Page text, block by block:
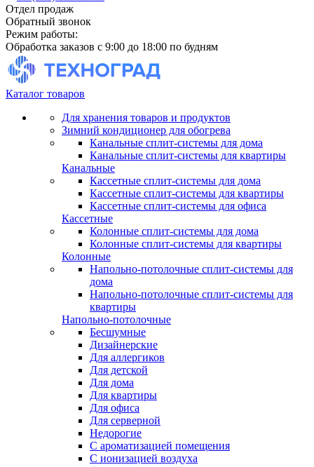
Отдел продаж
Обратный звонок
Режим работы:
Обработка заказов с 9:00 до 18:00 по будням
Каталог товаров
Для хранения товаров и продуктов
Зимний кондиционер для обогрева
Канальные сплит-системы для дома
Канальные сплит-системы для квартиры
Канальные
Кассетные сплит-системы для дома
Кассетные сплит-системы для квартиры
Кассетные сплит-системы для офиса
Кассетные
Колонные сплит-системы для дома
Колонные сплит-системы для квартиры
Колонные
Напольно-потолочные сплит-системы для
дома
Напольно-потолочные сплит-системы для
квартиры
Напольно-потолочные
Бесшумные
Дизайнерские
Для аллергиков
Для детской
Для дома
Для квартиры
Для офиса
Для серверной
Недорогие
С ароматизацией помещения
С ионизацией воздуха